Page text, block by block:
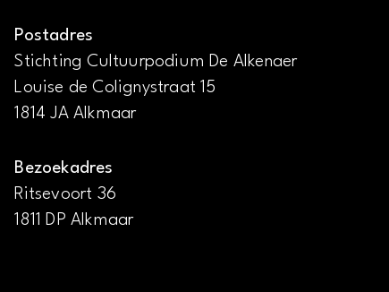
Postadres
Stichting Cultuurpodium De Alkenaer
Louise de Colignystraat 15
1814 JA Alkmaar
Bezoekadres
Ritsevoort 36
1811 DP Alkmaar